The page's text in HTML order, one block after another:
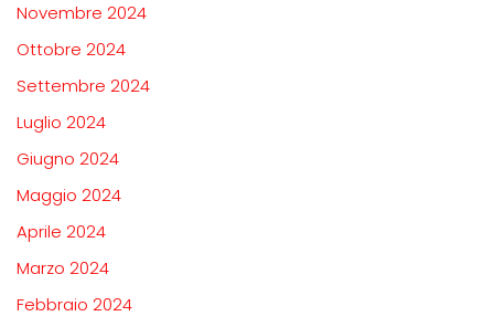
Novembre 2024
Ottobre 2024
Settembre 2024
Luglio 2024
Giugno 2024
Maggio 2024
Aprile 2024
Marzo 2024
Febbraio 2024